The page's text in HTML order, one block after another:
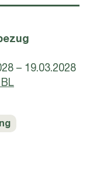
– 19.03.2028